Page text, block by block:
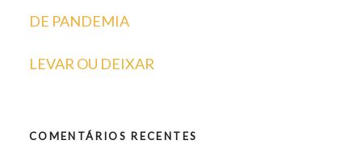
DE PANDEMIA
LEVAR OU DEIXAR
COMENTÁRIOS RECENTES